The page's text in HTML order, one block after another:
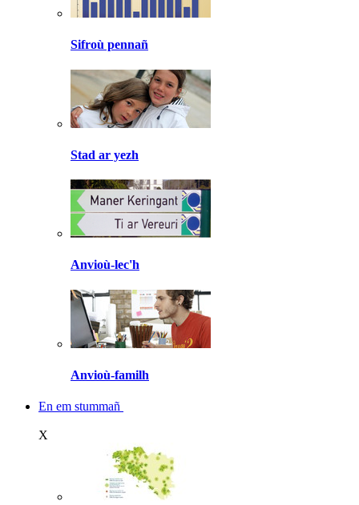
Sifroù pennañ
Stad ar yezh
Anvioù-lec'h
Anvioù-familh
En em stummañ
X